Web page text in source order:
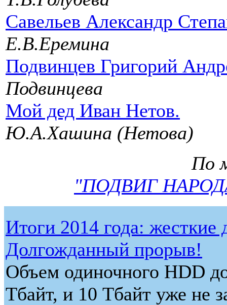
Савельев Александр
Е.В.Еремина
Подвинцев Григорий
Подвинцева
Мой дед Иван Нетов.
Ю.А.Хашина (Нетова)
По
"ПОДВИГ
Итоги 2014 года: жесткие
Долгожданный прорыв!
Объем одиночного HDD
Тбайт, и 10 Тбайт уже не